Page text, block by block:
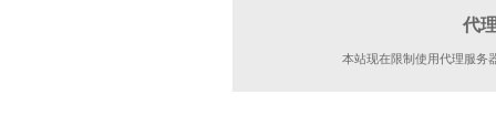
代
本站现在限制使用代理服务